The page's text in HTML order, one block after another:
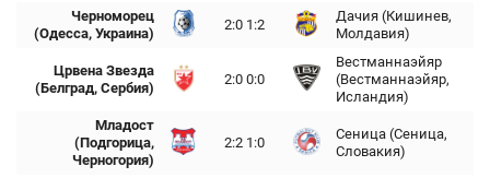
Черноморец
(Одесса, Украина)
2:0 1:2
Дачия (Кишинев,
Молдавия)
Црвена Звезда
(Белград, Сербия)
2:0 0:0
Вестманнаэйяр
(Вестманнаэйяр,
Исландия)
Младост
(Подгорица,
Черногория)
2:2 1:0
Сеница (Сеница,
Словакия)